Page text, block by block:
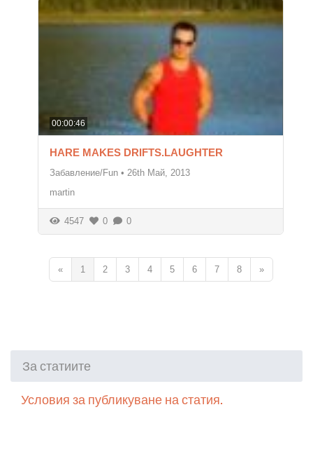
00:00:46
HARE MAKES DRIFTS.LAUGHTER
Забавление/Fun • 26th Май, 2013
martin
4547 0 0
« 1 2 3 4 5 6 7 8 »
За статиите
Условия за публикуване на статия.